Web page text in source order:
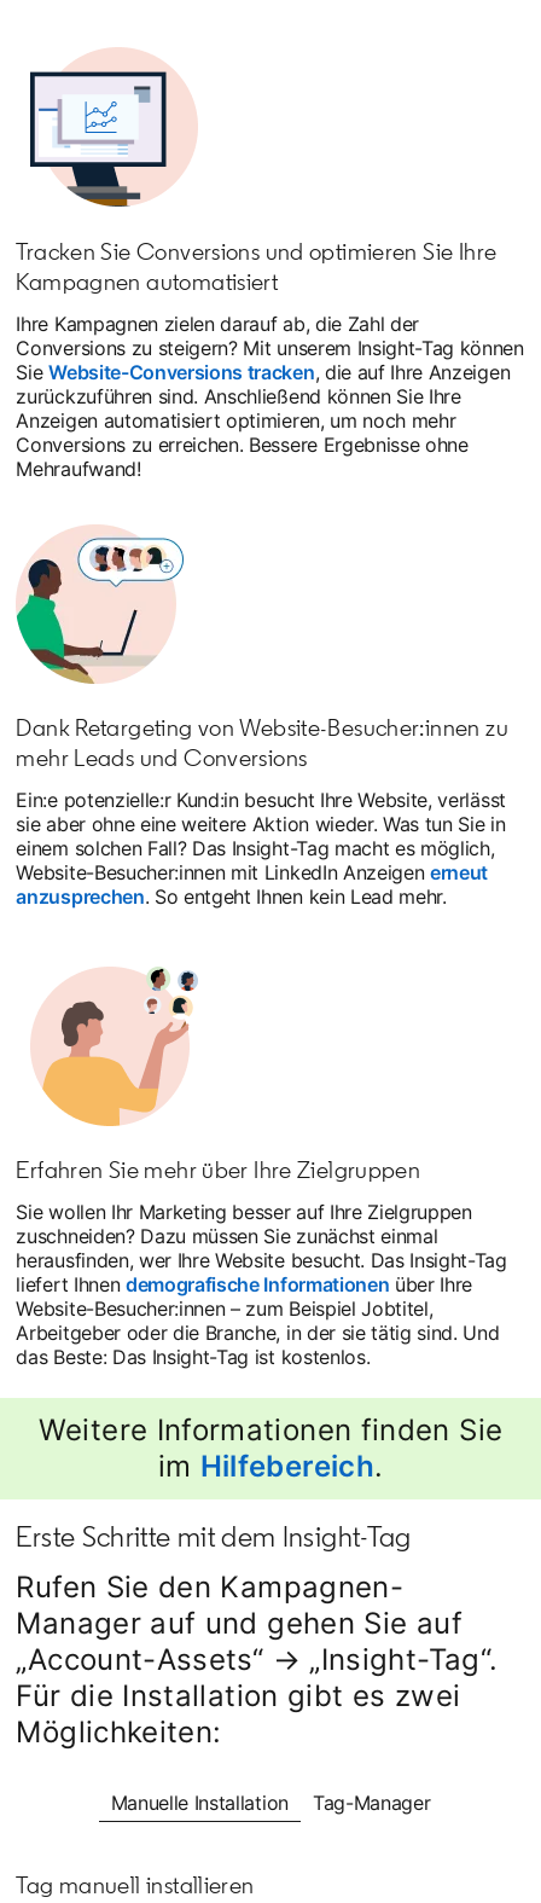
Tracken Sie Conversions und optimieren Sie Ihre
Kampagnen automatisiert
Ihre Kampagnen zielen darauf ab, die Zahl der
Conversions zu steigern? Mit unserem Insight-Tag können
SieWebsite-Conversions tracken, die auf Ihre Anzeigen
zurückzuführen sind. Anschließend können Sie Ihre
Anzeigen automatisiert optimieren, um noch mehr
Conversions zu erreichen. Bessere Ergebnisse ohne
Mehraufwand!
Dank Retargeting von Website-Besucher:innen zu
mehr Leads und Conversions
Ein:e potenzielle:r Kund:in besucht Ihre Website, verlässt
sie aber ohne eine weitere Aktion wieder. Was tun Sie in
einem solchen Fall? Das Insight-Tag macht es möglich,
Website-Besucher:innen mit LinkedIn Anzeigenerneut
anzusprechen. So entgeht Ihnen kein Lead mehr.
Erfahren Sie mehr über Ihre Zielgruppen
Sie wollen Ihr Marketing besser auf Ihre Zielgruppen
zuschneiden? Dazu müssen Sie zunächst einmal
herausfinden, wer Ihre Website besucht. Das Insight-Tag
liefert Ihnen demografische Informationen über Ihre
Website-Besucher:innen – zum Beispiel Jobtitel,
Arbeitgeber oder die Branche, in der sie tätig sind. Und
das Beste: Das Insight-Tag ist kostenlos.
Weitere Informationen finden Sie
im Hilfebereichopens in a
.
Erste Schritte mit dem Insight-Tag
Rufen Sie den Kampagnen-
Manager auf und gehen Sie auf
„Account-Assets“ → „Insight-Tag“.
Für die Installation gibt es zwei
Möglichkeiten:
Manuelle Installation Tag-Manager
Tag manuell installieren